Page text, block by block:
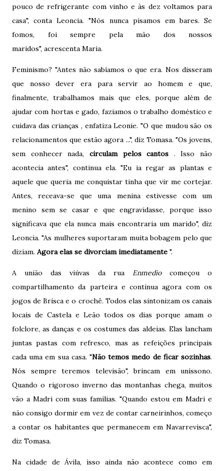
pouco de refrigerante com vinho e às dez voltamos para
casa", conta Leoncia. "Nós nunca pisamos em bares. Se
fomos, foi sempre pela mão dos nossos
maridos", acrescenta Maria.
Feminismo? "Antes não sabíamos o que era. Nos disseram
que nosso dever era para servir ao homem e que,
finalmente, trabalhamos mais que eles, porque além de
ajudar com hortas e gado, faziamos o trabalho doméstico e
cuidava das crianças , enfatiza Leonie. "O que mudou são os
relacionamentos que estão agora ...", diz Tomasa. "Os jovens,
sem conhecer nada, circulam pelos cantos . Isso não
acontecia antes", continua ela. "Eu ia regar as plantas e
aquele que queria me conquistar tinha que vir me cortejar.
Antes, receava-se que uma menina estivesse com um
menino sem se casar e que engravidasse, porque isso
significava que ela nunca mais encontraria um marido", diz
Leoncia. "As mulheres suportaram muita bobagem pelo que
diziam. Agora elas se divorciam imediatamente ".
A união das viúvas da rua Enmediocomeçou o
compartilhamento da parteira e continua agora com os
jogos de Brisca e o crochê. Todos elas sintonizam os canais
locais de Castela e Leão todos os dias porque amam o
folclore, as danças e os costumes das aldeias. Elas lancham
juntas pastas com refresco, mas as refeições principais
cada uma em sua casa. "Não temos medo de ficar sozinhas.
Nós sempre teremos televisão", brincam em uníssono.
Quando o rigoroso inverno das montanhas chega, muitos
vão a Madri com suas famílias. "Quando estou em Madri e
não consigo dormir em vez de contar carneirinhos, começo
a contar os habitantes que permanecem em Navarrevisca",
diz Tomasa.
Na cidade de Ávila, isso ainda não acontece como em